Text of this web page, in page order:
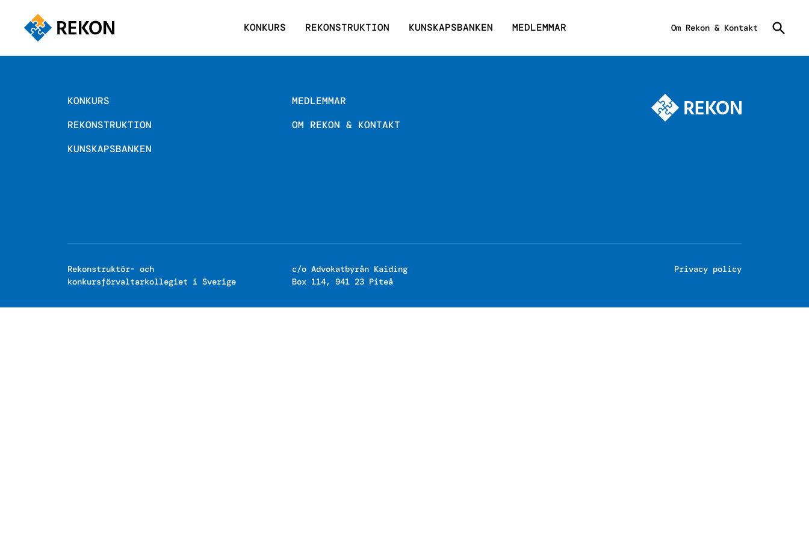
KONKURS REKONSTRUKTION KUNSKAPSBANKEN MEDLEMMAR Om Rekon & Kontakt
KONKURS
REKONSTRUKTION
KUNSKAPSBANKEN
MEDLEMMAR
OM REKON & KONTAKT
Rekonstruktör- och
konkursförvaltarkollegiet i Sverige
c/o Advokatbyrån Kaiding
Box 114, 941 23 Piteå
Privacy policy